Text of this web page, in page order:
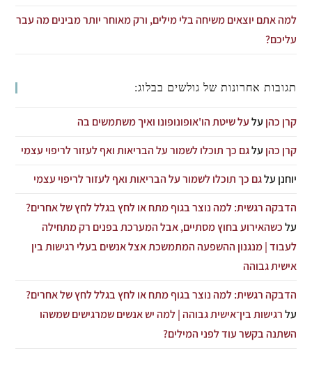
למה אתם יוצאים משיחה בלי מילים, ורק מאוחר יותר מבינים מה עבר
עליכם?
תגובות אחרונות של גולשים בבלוג:
קרן כהן עלעל שיטת הו'אופונופונו ואיך משתמשים בה
קרן כהן עלגם כך תוכלו לשמור על הבריאות ואף לעזור לריפוי עצמי
יוחנן עלגם כך תוכלו לשמור על הבריאות ואף לעזור לריפוי עצמי
הדבקה רגשית: למה נוצר בגוף מתח או לחץ בגלל לחץ של אחרים?
עלכשהאירוע בחוץ מסתיים, אבל המערכת בפנים רק מתחילה
לעבוד | מנגנון ההשפעה המתמשכת אצל אנשים בעלי רגישות בין
אישית גבוהה
הדבקה רגשית: למה נוצר בגוף מתח או לחץ בגלל לחץ של אחרים?
עלרגישות בין־אישית גבוהה | למה יש אנשים שמרגישים שמשהו
השתנה בקשר עוד לפני המילים?